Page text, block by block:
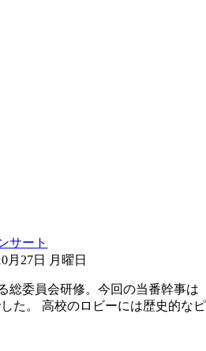
サート
月27日 月曜日
総委員会研修。今回の当番幹事は
た。 高校のロビーには歴史的なピ